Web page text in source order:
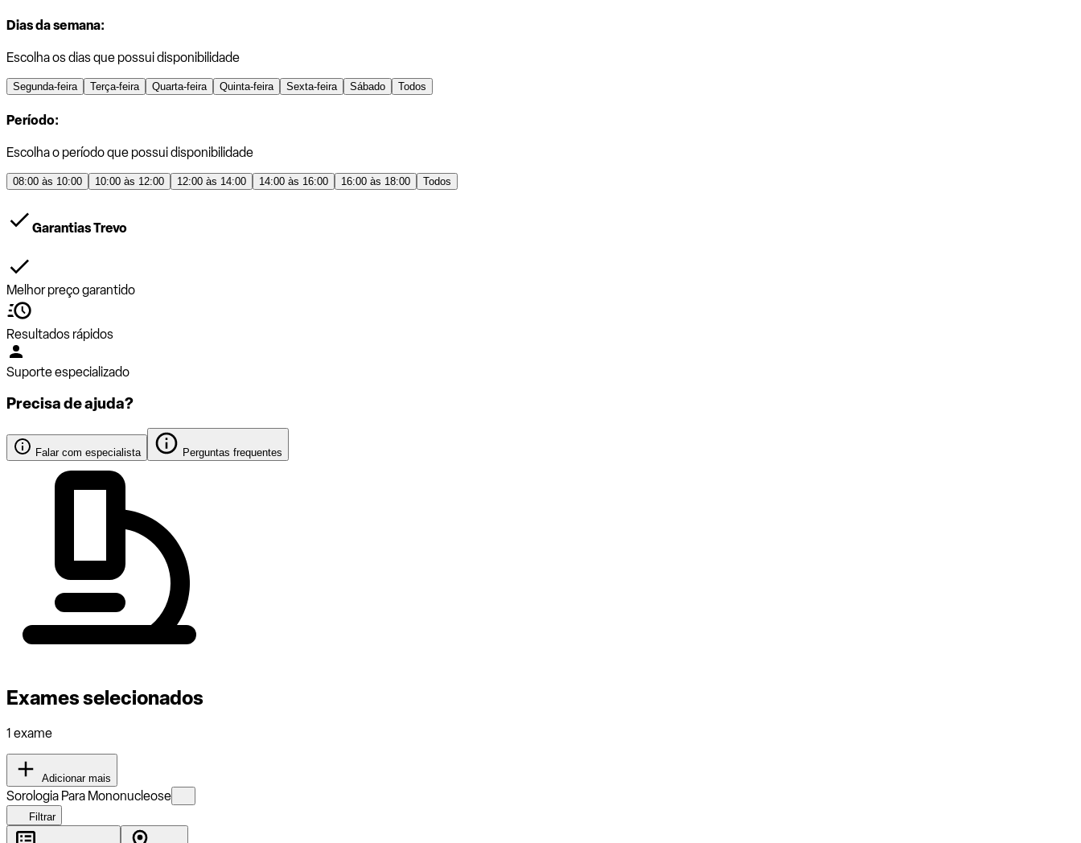
Dias da semana:
Escolha os dias que possui disponibilidade
Segunda-feira Terça-feira Quarta-feira Quinta-feira Sexta-feira Sábado Todos
Período:
Escolha o período que possui disponibilidade
08:00 às 10:00 10:00 às 12:00 12:00 às 14:00 14:00 às 16:00 16:00 às 18:00 Todos
Garantias Trevo
Melhor preço garantido
Resultados rápidos
Suporte especializado
Precisa de ajuda?
Falar com especialista Perguntas frequentes
Exames selecionados
1 exame
Adicionar mais
Sorologia Para Mononucleose
Filtrar